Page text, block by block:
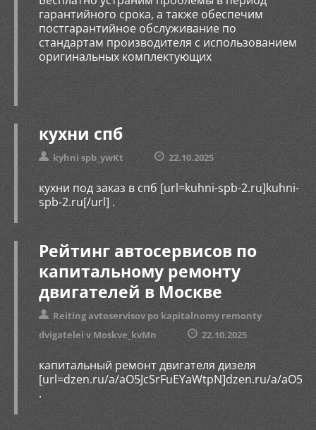
гарантийного срока, а также обеспечим
постгарантийное обслуживание по
стандартам производителя с использованием
оригинальных комплектующих
кухни спб
kyhni spb_ywKt 22.10.2025
кухни под заказ в спб [url=kuhni-spb-2.ru]kuhni-
spb-2.ru[/url] .
Рейтинг автосервисов по
капитальному ремонту
двигателей в Москве
Reiting avtoservisov po kapitalnomy remonty
dvigatelei v Moskve_kvMn
22.10.2025
капитальный ремонт двигателя дизеля
[url=dzen.ru/a/aO5JcSrFuEYaWtpN]dzen.ru/a/
.